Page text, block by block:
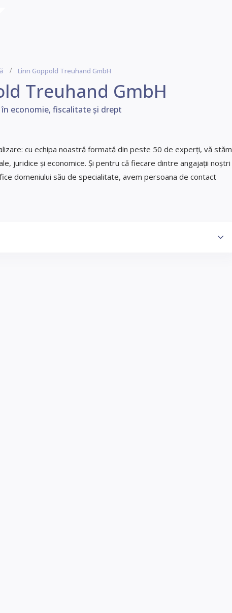
Linn Goppold Treuhand GmbH
Treuhand GmbH
economie, fiscalitate și drept
cu echipa noastră formată din peste 50 de experți, vă stăm
juridice și economice. Și pentru că fiecare dintre angajații noștri
domeniului său de specialitate, avem persoana de contact